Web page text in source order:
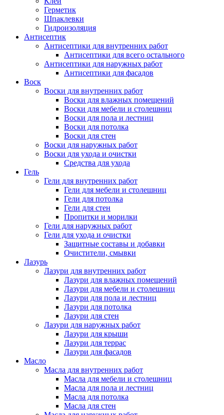
Герметик
Шпаклевки
Гидроизоляция
Антисептик
Антисептики для внутренних работ
Антисептики для всего остального
Антисептики для наружных работ
Антисептики для фасадов
Воск
Воски для внутренних работ
Воски для влажных помещений
Воски для мебели и столешниц
Воски для пола и лестниц
Воски для потолка
Воски для стен
Воски для наружных работ
Воски для ухода и очистки
Средства для ухода
Гель
Гели для внутренних работ
Гели для мебели и столешниц
Гели для потолка
Гели для стен
Пропитки и морилки
Гели для наружных работ
Гели для ухода и очистки
Защитные составы и добавки
Очистители, смывки
Лазурь
Лазури для внутренних работ
Лазури для влажных помещений
Лазури для мебели и столешниц
Лазури для пола и лестниц
Лазури для потолка
Лазури для стен
Лазури для наружных работ
Лазури для крыши
Лазури для террас
Лазури для фасадов
Масло
Масла для внутренних работ
Масла для мебели и столешниц
Масла для пола и лестниц
Масла для потолка
Масла для стен